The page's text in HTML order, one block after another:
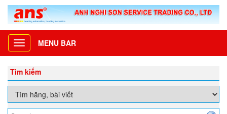
Toggle
navigation
MENU BAR
Tìm kiếm